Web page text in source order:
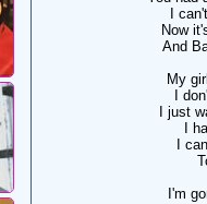
I
Now
And
My
I
I just
I
I
I'm